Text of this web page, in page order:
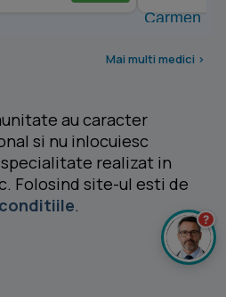
Mai multi medici >
au caracter
si nu inlocuiesc
realizat in
Folosind site-ul esti de
.
?